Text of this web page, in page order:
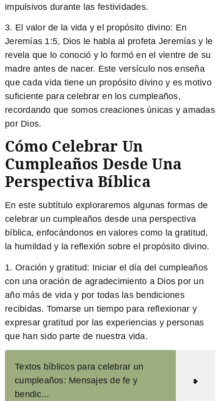
impulsivos durante las festividades.
3. El valor de la vida y el propósito divino: En
Jeremías 1:5, Dios le habla al profeta Jeremías y le
revela que lo conoció y lo formó en el vientre de su
madre antes de nacer. Este versículo nos enseña
que cada vida tiene un propósito divino y es motivo
suficiente para celebrar en los cumpleaños,
recordando que somos creaciones únicas y amadas
por Dios.
Cómo Celebrar Un
Cumpleaños Desde Una
Perspectiva Bíblica
En este subtítulo exploraremos algunas formas de
celebrar un cumpleaños desde una perspectiva
bíblica, enfocándonos en valores como la gratitud,
la humildad y la reflexión sobre el propósito divino.
1. Oración y gratitud: Iniciar el día del cumpleaños
con una oración de agradecimiento a Dios por un
año más de vida y por todas las bendiciones
recibidas. Tomarse un tiempo para reflexionar y
expresar gratitud por las experiencias y personas
que han sido parte de nuestra vida.
Textos bíblicos para celebrar un
cumpleaños: Mensajes de fe y
bendic...